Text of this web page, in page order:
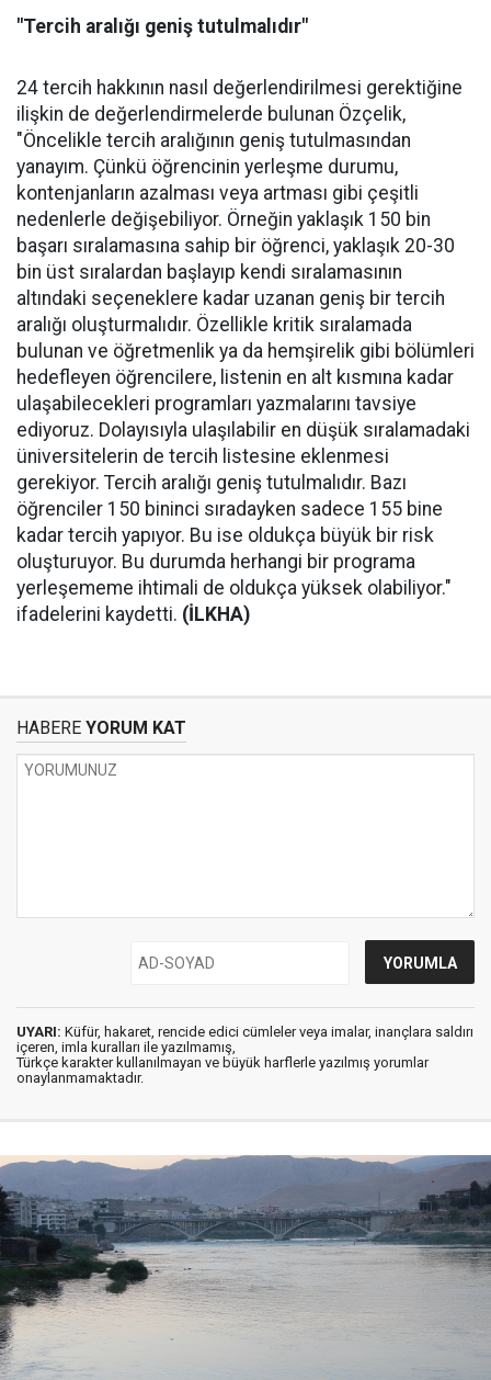
"Tercih aralığı geniş tutulmalıdır"
24 tercih hakkının nasıl değerlendirilmesi gerektiğine
ilişkin de değerlendirmelerde bulunan Özçelik,
"Öncelikle tercih aralığının geniş tutulmasından
yanayım. Çünkü öğrencinin yerleşme durumu,
kontenjanların azalması veya artması gibi çeşitli
nedenlerle değişebiliyor. Örneğin yaklaşık 150 bin
başarı sıralamasına sahip bir öğrenci, yaklaşık 20-30
bin üst sıralardan başlayıp kendi sıralamasının
altındaki seçeneklere kadar uzanan geniş bir tercih
aralığı oluşturmalıdır. Özellikle kritik sıralamada
bulunan ve öğretmenlik ya da hemşirelik gibi bölümleri
hedefleyen öğrencilere, listenin en alt kısmına kadar
ulaşabilecekleri programları yazmalarını tavsiye
ediyoruz. Dolayısıyla ulaşılabilir en düşük sıralamadaki
üniversitelerin de tercih listesine eklenmesi
gerekiyor. Tercih aralığı geniş tutulmalıdır. Bazı
öğrenciler 150 bininci sıradayken sadece 155 bine
kadar tercih yapıyor. Bu ise oldukça büyük bir risk
oluşturuyor. Bu durumda herhangi bir programa
yerleşememe ihtimali de oldukça yüksek olabiliyor."
ifadelerini kaydetti. (İLKHA)
HABERE YORUM KAT
UYARI: Küfür, hakaret, rencide edici cümleler veya imalar, inançlara saldırı
içeren, imla kuralları ile yazılmamış,
Türkçe karakter kullanılmayan ve büyük harflerle yazılmış yorumlar
onaylanmamaktadır.